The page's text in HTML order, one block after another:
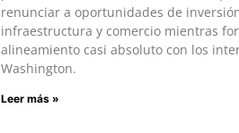
renunciar a oportunidades de
infraestructura y comercio mientras
alineamiento casi absoluto con los
Washington.
Leer más »